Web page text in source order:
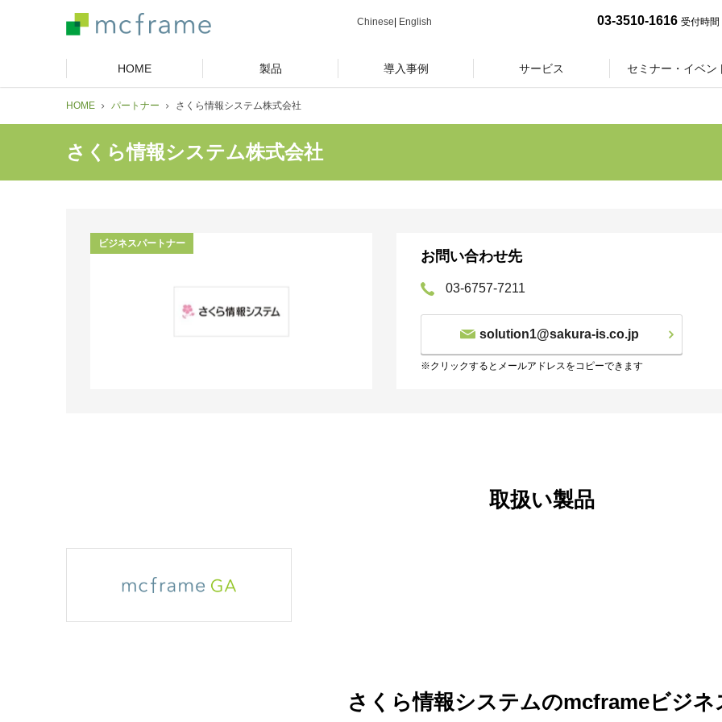
Chinese English 03-3510-1616 受付時
HOME 製品 導入事例 サービス セミナー・イベン
HOME パートナー さくら情報システム株式会社
さくら情報システム株式会社
ビジネスパートナー
お問い合わせ先
03-6757-7211
solution1@sakura-is.co.jp
※クリックするとメールアドレスをコピーできます
取扱い製品
さくら情報システムのmcframeビジネ